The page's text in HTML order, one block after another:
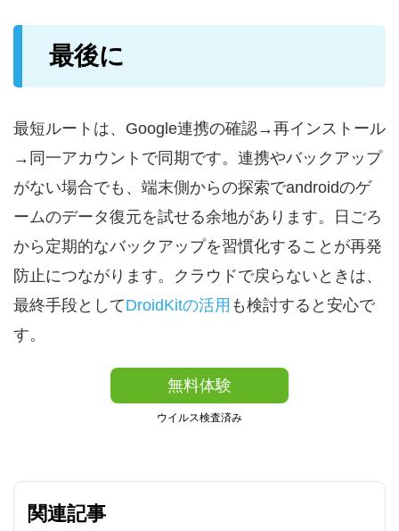
最後に
最短ルートは、Google連携の確認→再インストール
→同一アカウントで同期です。連携やバックアップ
がない場合でも、端末側からの探索でandroidのゲ
ームのデータ復元を試せる余地があります。日ごろ
から定期的なバックアップを習慣化することが再発
防止につながります。クラウドで戻らないときは、
最終手段としてDroidKitの活用 も検討すると安心で
す。
無料体験
ウイルス検査済み
関連記事